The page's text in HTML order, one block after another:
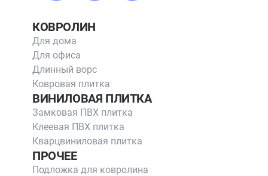
КОВРОЛИН
Для дома
Для офиса
Длинный ворс
Ковровая плитка
ВИНИЛОВАЯ ПЛИТКА
Замковая ПВХ плитка
Клеевая ПВХ плитка
Кварцвиниловая плитка
ПРОЧЕЕ
Подложка для ковролина